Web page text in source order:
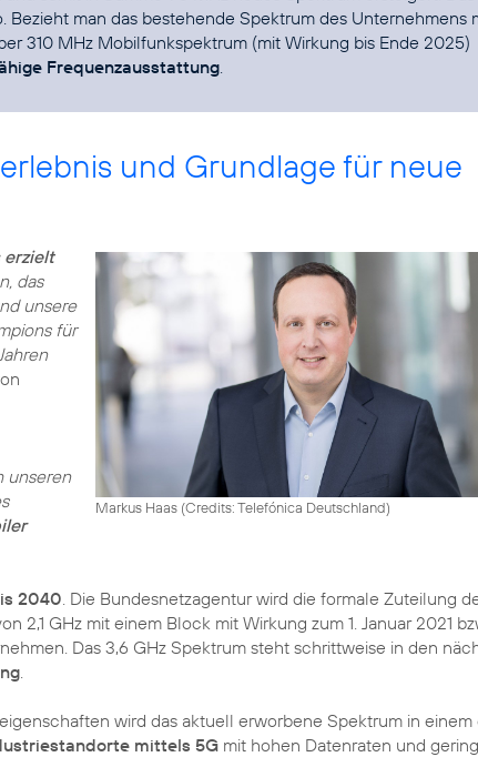
Bezieht man das bestehende Spektrum des Unternehmens
310 MHz Mobilfunkspektrum (mit Wirkung bis Ende 2025)
Frequenzausstattung.
und Grundlage für neue
Markus Haas (Credits: Telefónica Deutschland)
erzielt
das
unsere
für
unseren
2040. Die Bundesnetzagentur wird die formale Zuteilung
2,1 GHz mit einem Block mit Wirkung zum 1. Januar 2021
Das 3,6 GHz Spektrum steht schrittweise in den
.
wird das aktuell erworbene Spektrum in einem
mittels 5G mit hohen Datenraten und